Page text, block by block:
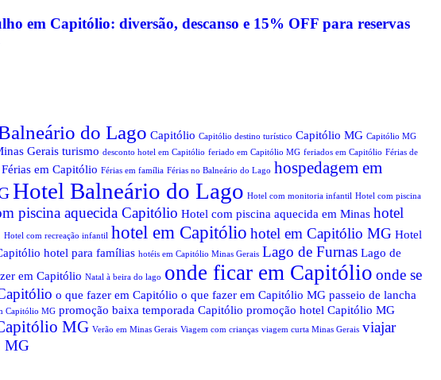
em Capitólio: diversão, descanso e 15% OFF para reservas
do Lago Capitólio Capitólio destino turístico Capitólio MG Capitólio MG
Gerais turismo desconto hotel em Capitólio feriado em Capitólio MG feriados em Capitólio Férias de
Férias em Capitólio Férias em família Férias no Balneário do Lago hospedagem em
Hotel Balneário do Lago Hotel com monitoria infantil Hotel com piscina
piscina aquecida Capitólio Hotel com piscina aquecida em Minas hotel
Hotel com recreação infantil hotel em Capitólio hotel em Capitólio MG Hotel
hotel para famílias hotéis em Capitólio Minas Gerais Lago de Furnas Lago de
em Capitólio Natal à beira do lago onde ficar em Capitólio onde se
o que fazer em Capitólio o que fazer em Capitólio MG passeio de lancha
Capitólio MG promoção baixa temporada Capitólio promoção hotel Capitólio MG
MG Verão em Minas Gerais Viagem com crianças viagem curta Minas Gerais viajar
MG